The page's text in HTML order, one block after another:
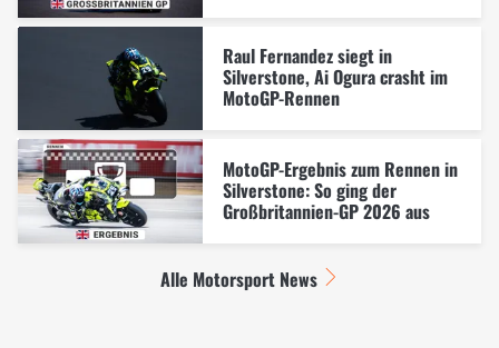
Raul Fernandez siegt in
Silverstone, Ai Ogura crasht im
MotoGP-Rennen
MotoGP-Ergebnis zum Rennen in
Silverstone: So ging der
Großbritannien-GP 2026 aus
Alle Motorsport News